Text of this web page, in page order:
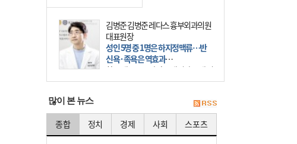
김병준 김병준 레다스 흉부외과의원
대표원장
성인 5명 중 1명은 하지정맥류…반
신욕·족욕은 역효과
하루 대부분을 앉아 보내거나 오래 서
있는 직업군에서 많이 나타나는 질환
고 좌식 생활이 늘어나면서 발병 환자
수가 늘고 있다.
많이 본 뉴스
종합 정치 경제 사회 스포츠